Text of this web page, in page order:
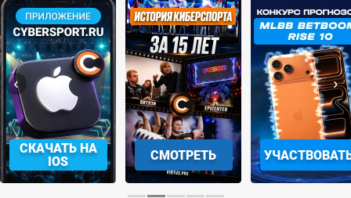
СКАЧАТЬ НА
IOS
СМОТРЕТЬ
‹ ›